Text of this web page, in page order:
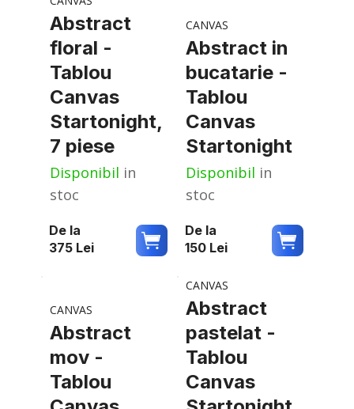
Abstract
floral -
Tablou
Canvas
Startonight,
7 piese
Disponibil in
stoc
De la
375 Lei
CANVAS
Abstract in
bucatarie -
Tablou
Canvas
Startonight
Disponibil in
stoc
De la
150 Lei
CANVAS
Abstract
mov -
Tablou
CANVAS
Abstract
pastelat -
Tablou
Canvas